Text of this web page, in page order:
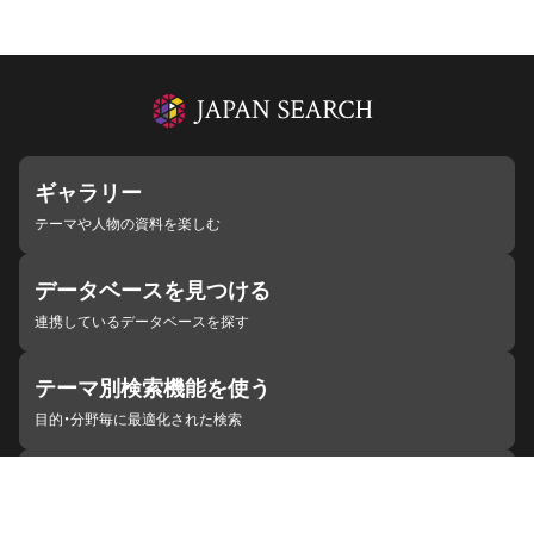
ギャラリー
テーマや人物の資料を楽しむ
データベースを見つける
連携しているデータベースを探す
テーマ別検索機能を使う
目的・分野毎に最適化された検索